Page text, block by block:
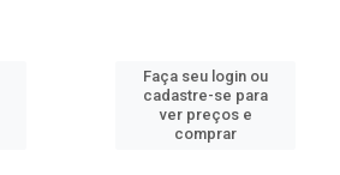
Faça seu login ou
cadastre-se para
ver preços e
comprar